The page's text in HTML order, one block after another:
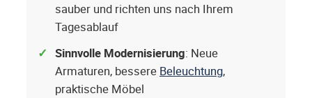
sauber und richten uns nach Ihrem
Tagesablauf
Sinnvolle Modernisierung: Neue
Armaturen, bessere Beleuchtung,
praktische Möbel